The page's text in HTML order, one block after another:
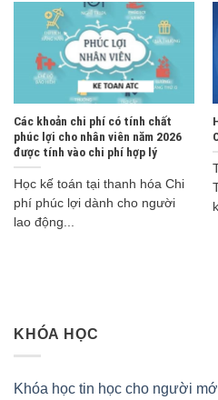
Các khoản chi phí có tính chất
phúc lợi cho nhân viên năm 2026
được tính vào chi phí hợp lý
Học kế toán tại thanh hóa Chi
phí phúc lợi dành cho người
lao động...
KHÓA HỌC
Khóa học tin học cho người